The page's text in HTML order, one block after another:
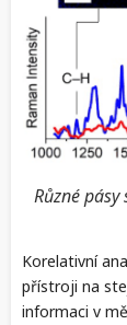
Různé
Korelativní
přístroji na
informaci v